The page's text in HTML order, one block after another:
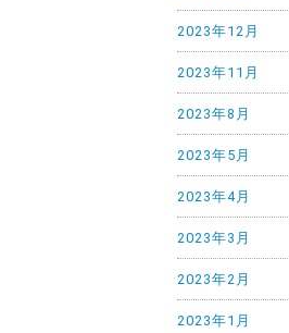
2023年12月
2023年11月
2023年8月
2023年5月
2023年4月
2023年3月
2023年2月
2023年1月